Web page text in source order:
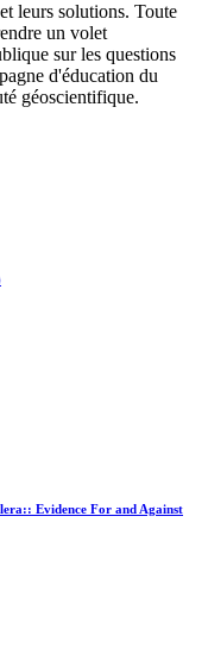
leurs solutions. Toute
un volet
sur les questions
d'éducation du
géoscientifique.
Evidence For and Against